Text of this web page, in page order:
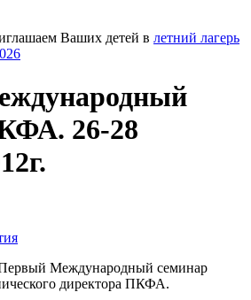
Ваших детей в летний лагерь
26-28
Международный семинар
директора ПКФА.